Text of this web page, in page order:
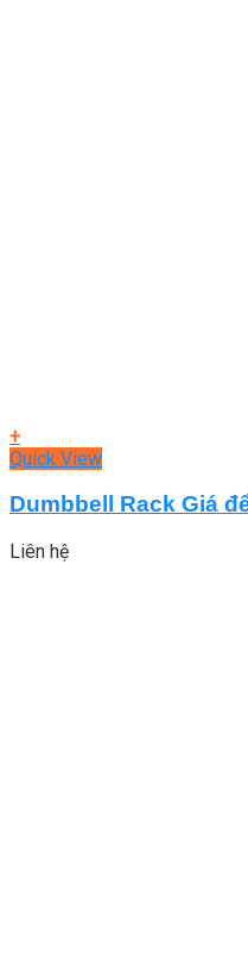
+
Quick View
Dumbbell Rack Giá
Liên hệ